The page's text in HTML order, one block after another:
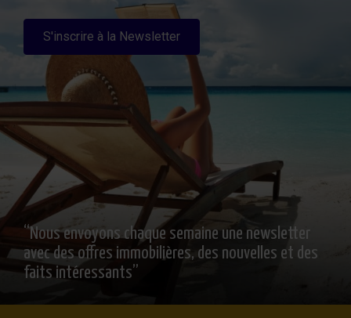
S'inscrire à la Newsletter
“Nous envoyons chaque semaine une newsletter
avec des offres immobilières, des nouvelles et des
faits intéressants”